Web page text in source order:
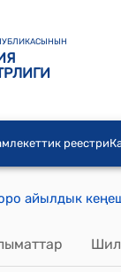
реестри